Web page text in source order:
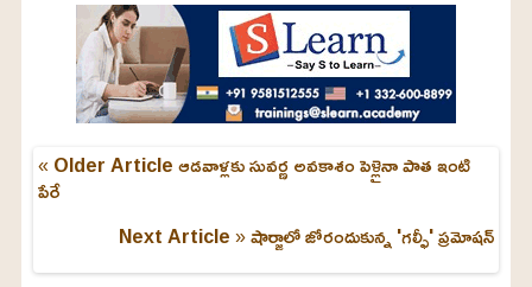
« Older Articleఆడవాళ్లకు సువర్ణ అవకాశం పెళ్లైనా పాత ఇంటి
పేరే
Next Article »షార్జాలో జోరందుకున్న 'గల్ఫీ' ప్రమోషన్